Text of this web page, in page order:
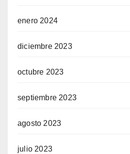
enero 2024
diciembre 2023
octubre 2023
septiembre 2023
agosto 2023
julio 2023